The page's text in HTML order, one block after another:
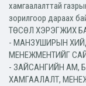
хамгаалалттай
зорилгоор дараах
ТӨСӨЛ ХЭРЭГЖИХ
- МАНЗУШИРЫН
МЕНЕЖМЕНТИЙГ
- ЗАЙСАНГИЙН АМ,
ХАМГААЛАЛТ,